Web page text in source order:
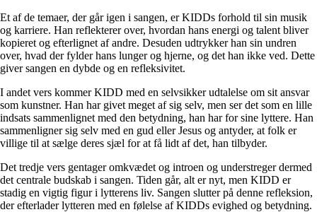
Et af de temaer, der går igen i sangen, er KIDDs forhold til sin musik
og karriere. Han reflekterer over, hvordan hans energi og talent bliver
kopieret og efterlignet af andre. Desuden udtrykker han sin undren
over, hvad der fylder hans lunger og hjerne, og det han ikke ved. Dette
giver sangen en dybde og en refleksivitet.
I andet vers kommer KIDD med en selvsikker udtalelse om sit ansvar
som kunstner. Han har givet meget af sig selv, men ser det som en lille
indsats sammenlignet med den betydning, han har for sine lyttere. Han
sammenligner sig selv med en gud eller Jesus og antyder, at folk er
villige til at sælge deres sjæl for at få lidt af det, han tilbyder.
Det tredje vers gentager omkvædet og introen og understreger dermed
det centrale budskab i sangen. Tiden går, alt er nyt, men KIDD er
stadig en vigtig figur i lytterens liv. Sangen slutter på denne refleksion,
der efterlader lytteren med en følelse af KIDDs evighed og betydning.